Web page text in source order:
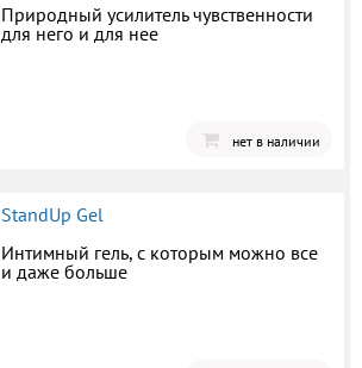
Природный усилитель чувственности
для него и для нее
нет в наличии
StandUp Gel
Интимный гель, с которым можно все
и даже больше